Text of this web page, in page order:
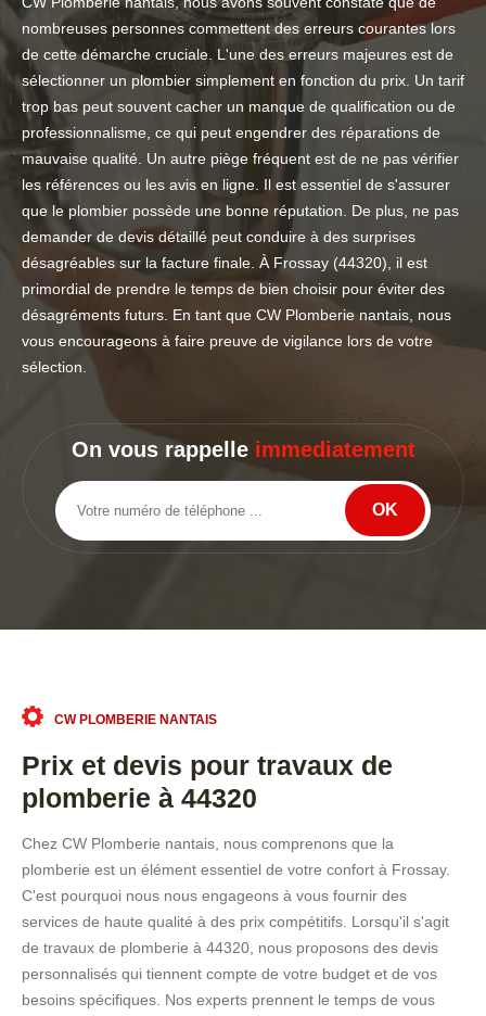
nombreuses personnes commettent des erreurs courantes lors
de cette démarche cruciale. L'une des erreurs majeures est de
sélectionner un plombier simplement en fonction du prix. Un tarif
trop bas peut souvent cacher un manque de qualification ou de
professionnalisme, ce qui peut engendrer des réparations de
mauvaise qualité. Un autre piège fréquent est de ne pas vérifier
les références ou les avis en ligne. Il est essentiel de s'assurer
que le plombier possède une bonne réputation. De plus, ne pas
demander de devis détaillé peut conduire à des surprises
désagréables sur la facture finale. À Frossay (44320), il est
primordial de prendre le temps de bien choisir pour éviter des
désagréments futurs. En tant que CW Plomberie nantais, nous
vous encourageons à faire preuve de vigilance lors de votre
sélection.
On vous rappelle immediatement
CW PLOMBERIE NANTAIS
Prix et devis pour travaux de
plomberie à 44320
Chez CW Plomberie nantais, nous comprenons que la
plomberie est un élément essentiel de votre confort à Frossay.
C'est pourquoi nous nous engageons à vous fournir des
services de haute qualité à des prix compétitifs. Lorsqu'il s'agit
de travaux de plomberie à 44320, nous proposons des devis
personnalisés qui tiennent compte de votre budget et de vos
besoins spécifiques. Nos experts prennent le temps de vous